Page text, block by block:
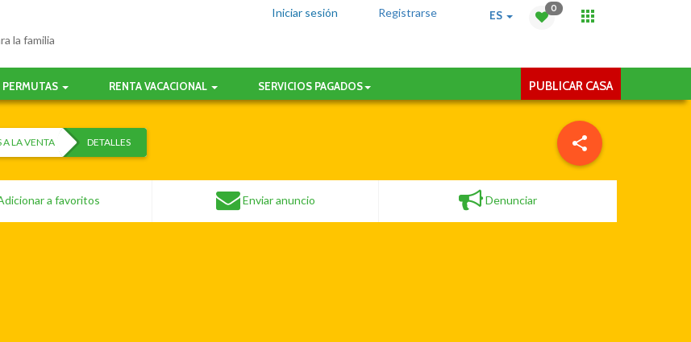
0
ES
Registrarse
Iniciar sesión
la familia
PERMUTAS RENTA VACACIONAL SERVICIOS PAGADOS PUBLICAR CASA
A LA VENTA DETALLES
a favoritos Enviar anuncio Denunciar